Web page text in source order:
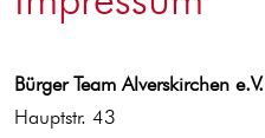
Bürger Team Alverskirchen e.V.
Hauptstr. 43